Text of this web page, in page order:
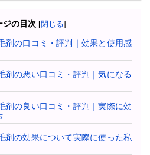
ジの目次 [閉じる]
剤の口コミ・評判｜効果と使用感
剤の悪い口コミ・評判｜気になる
剤の良い口コミ・評判｜実際に効
剤の効果について実際に使った私